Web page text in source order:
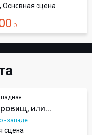
, Основная сцена
р.
или...
- западе
сцена